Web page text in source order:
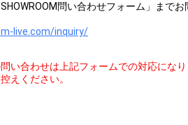
問い合わせフォーム」までお
live.com/inquiry/
い合わせは上記フォームでの対応にな
えください。